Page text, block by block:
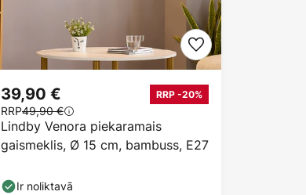
Lindby Venora piekaramais
gaismeklis, Ø 15 cm, bambuss, E27
39,90 € RRP -20%
RRP49,90 €
Ir noliktavā